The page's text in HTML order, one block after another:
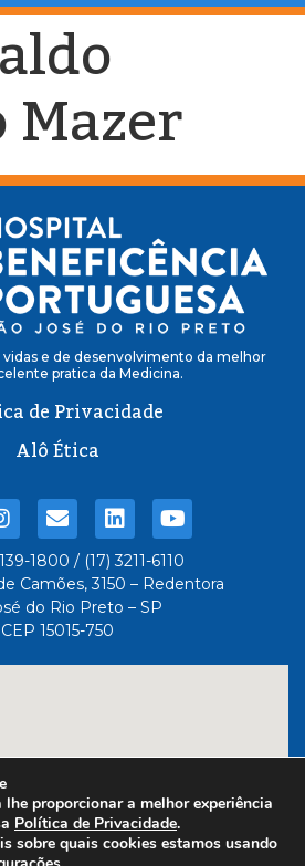
e de desenvolvimento da melhor
pratica da Medicina.
de Privacidade
Alô Ética
1800 / (17) 3211-6110
Camões, 3150 – Redentora
do Rio Preto – SP
CEP 15015-750
proporcionar a melhor experiência
Política de Privacidade.
sobre quais cookies estamos usando